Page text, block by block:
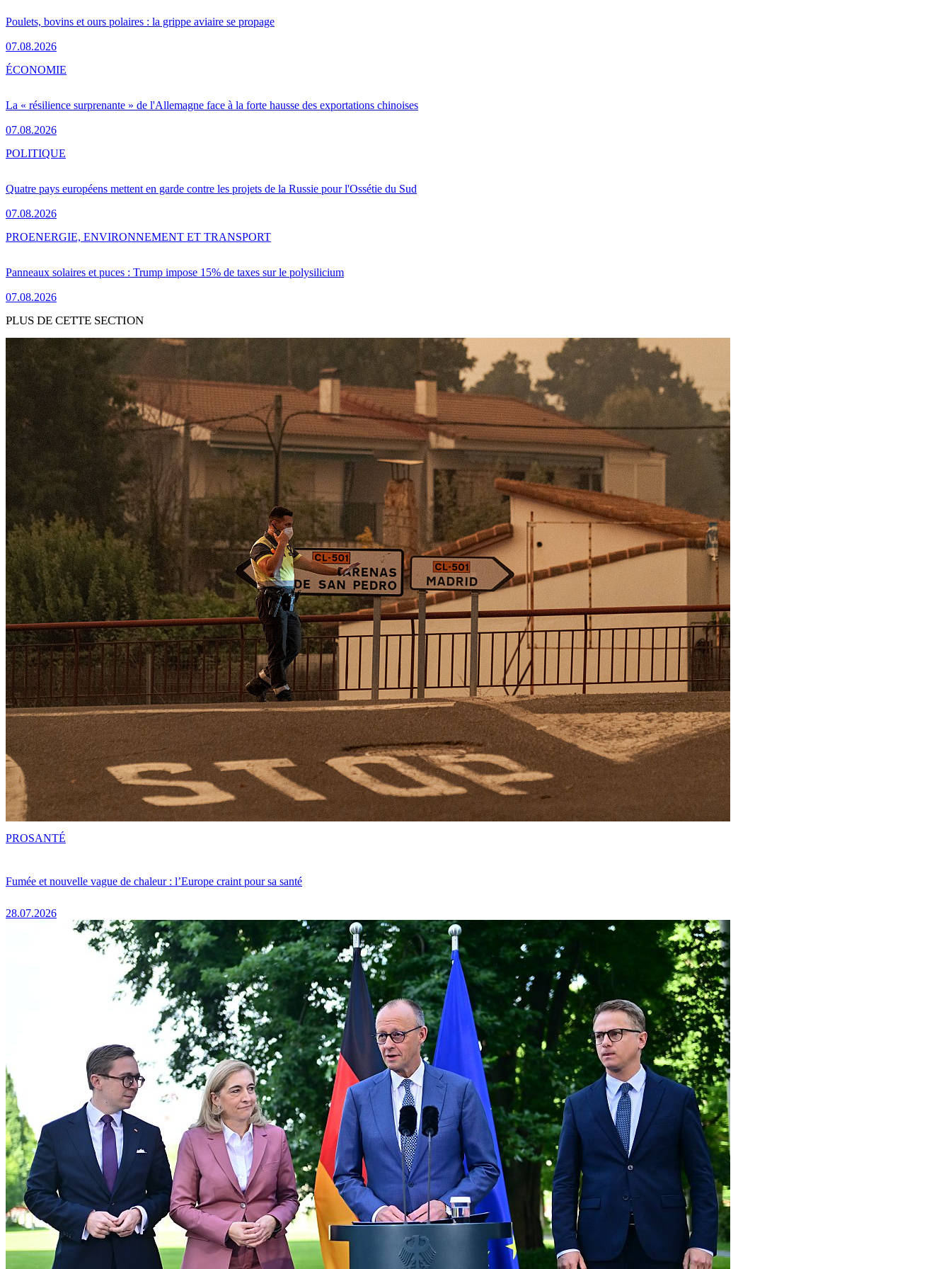
Poulets, bovins et ours polaires : la grippe aviaire se propage
07.08.2026
La « résilience surprenante » de l'Allemagne face à la forte hausse des exportations chinoises
07.08.2026
ÉCONOMIE
Quatre pays européens mettent en garde contre les projets de la Russie pour l'Ossétie du Sud
07.08.2026
POLITIQUE
Panneaux solaires et puces : Trump impose 15% de taxes sur le polysilicium
07.08.2026
PROENERGIE, ENVIRONNEMENT ET TRANSPORT
PLUS DE CETTE SECTION
Fumée et nouvelle vague de chaleur : l’Europe craint pour sa santé
28.07.2026
PROSANTÉ